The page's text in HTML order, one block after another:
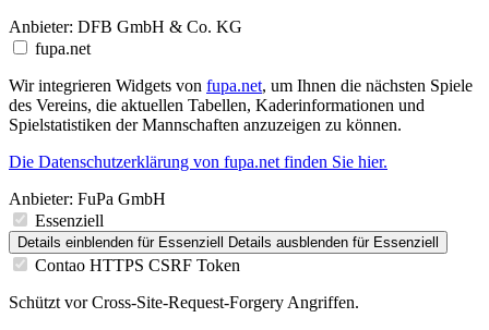
Anbieter: DFB GmbH & Co. KG
fupa.net
Wir integrieren Widgets von fupa.net, um Ihnen die nächsten Spiele
des Vereins, die aktuellen Tabellen, Kaderinformationen und
Spielstatistiken der Mannschaften anzuzeigen zu können.
Die Datenschutzerklärung von fupa.net finden Sie hier.
Anbieter: FuPa GmbH
Essenziell
Details einblenden für Essenziell Details ausblenden für Essenziell
Contao HTTPS CSRF Token
Schützt vor Cross-Site-Request-Forgery Angriffen.